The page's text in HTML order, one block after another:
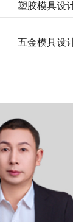
塑胶模具设
五金模具设